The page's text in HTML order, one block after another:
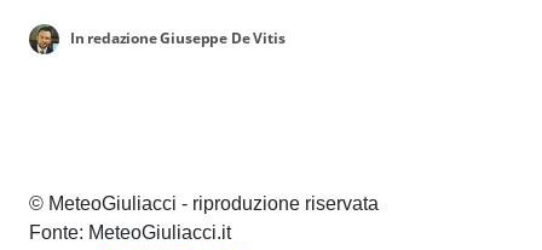
In redazione Giuseppe De Vitis
© MeteoGiuliacci - riproduzione riservata
Fonte: MeteoGiuliacci.it